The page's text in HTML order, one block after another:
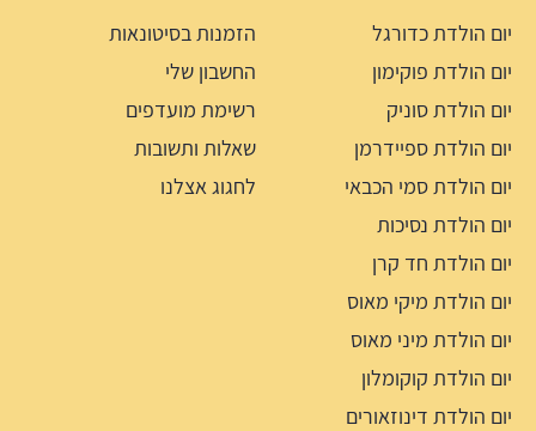
יום הולדת כדורגל
יום הולדת פוקימון
יום הולדת סוניק
יום הולדת ספיידרמן
יום הולדת סמי הכבאי
יום הולדת נסיכות
יום הולדת חד קרן
יום הולדת מיקי מאוס
יום הולדת מיני מאוס
יום הולדת קוקומלון
יום הולדת דינוזאורים
הזמנות בסיטונאות
החשבון שלי
רשימת מועדפים
שאלות ותשובות
לחגוג אצלנו